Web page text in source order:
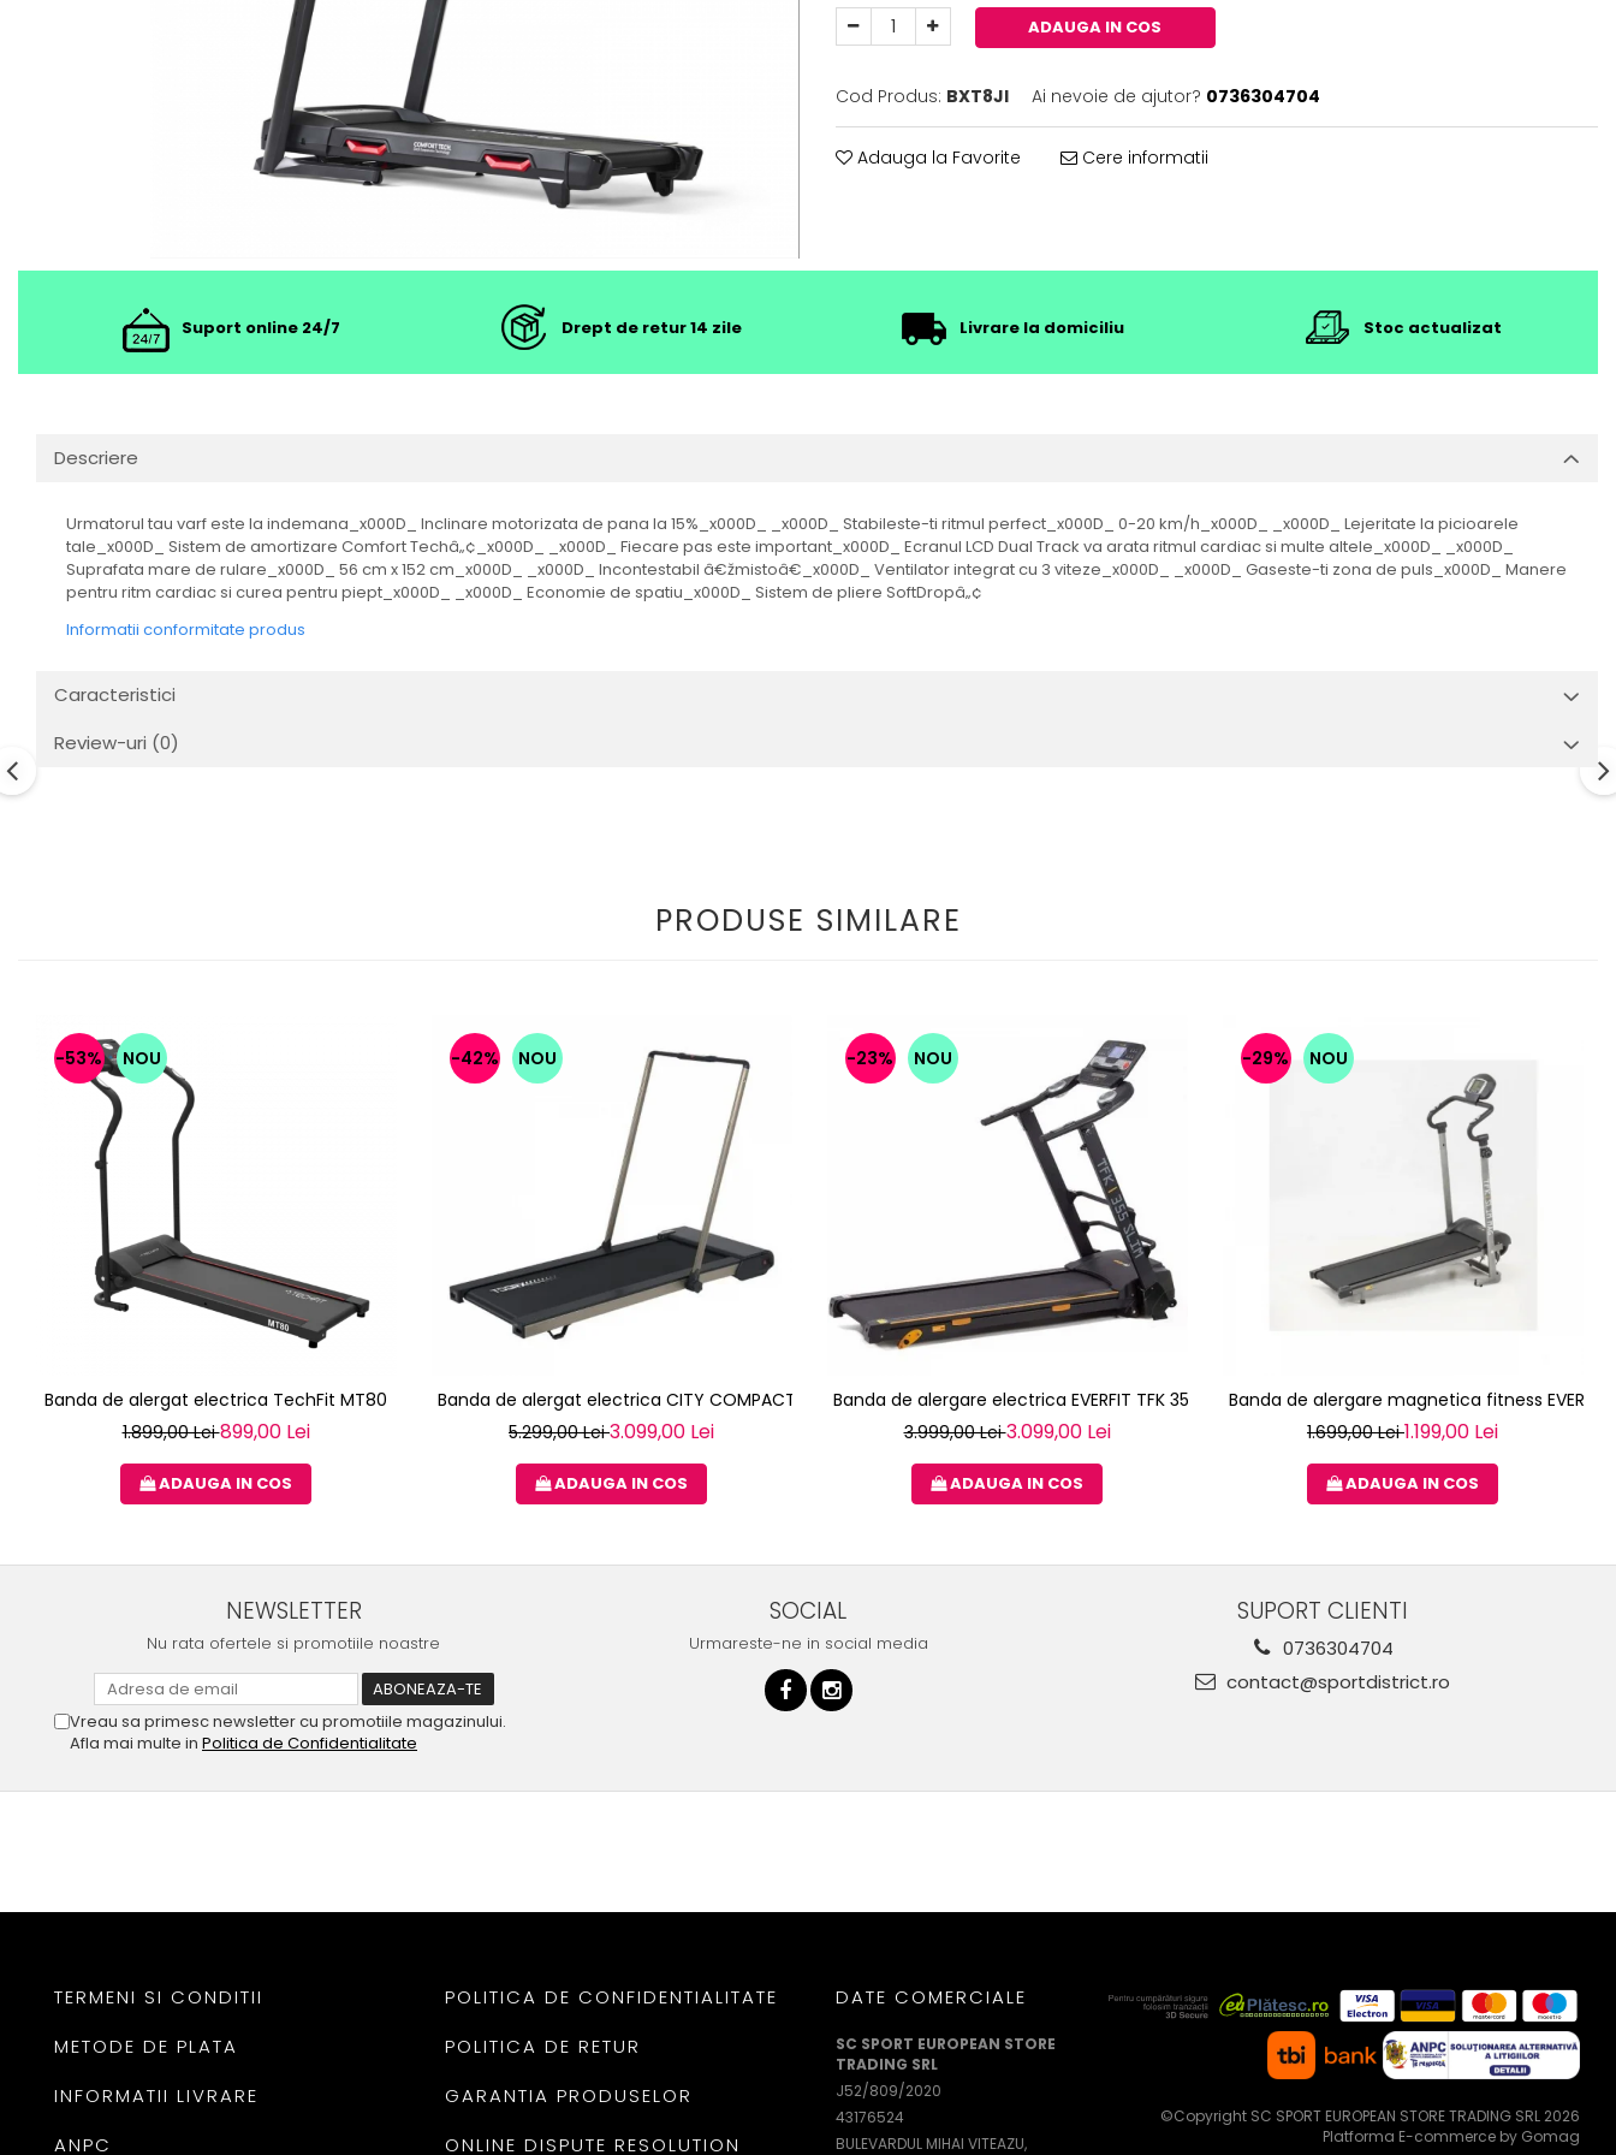
ADAUGA IN COS
Cod Produs: BXT8JI Ai nevoie de ajutor? 0736304704
Adauga la Favorite Cere informatii
Suport online 24/7 Drept de retur 14 zile Livrare la domiciliu Stoc actualizat
Descriere
Urmatorul tau varf este la indemana_x000D_ Inclinare motorizata de pana la 15%_x000D_ _x000D_ Stabileste-ti ritmul perfect_x000D_ 0-20 km/h_x000D_ _x000D_ Lejeritate la picioarele
tale_x000D_ Sistem de amortizare Comfort Techâ„¢_x000D_ _x000D_ Fiecare pas este important_x000D_ Ecranul LCD Dual Track va arata ritmul cardiac si multe altele_x000D_ _x000D_
Suprafata mare de rulare_x000D_ 56 cm x 152 cm_x000D_ _x000D_ Incontestabil â€žmistoâ€_x000D_ Ventilator integrat cu 3 viteze_x000D_ _x000D_ Gaseste-ti zona de puls_x000D_ Manere
pentru ritm cardiac si curea pentru piept_x000D_ _x000D_ Economie de spatiu_x000D_ Sistem de pliere SoftDropâ„¢
Informatii conformitate produs
Caracteristici
Review-uri (0)
PRODUSE SIMILARE
-53% NOU
Banda de alergat electrica TechFit MT80
1.899,00 Lei899,00 Lei
ADAUGA IN COS
-42% NOU
Banda de alergat electrica CITY COMPACT TOORX
5.299,00 Lei3.099,00 Lei
ADAUGA IN COS
-23% NOU
Banda de alergare electrica EVERFIT TFK 355 SLIM
3.999,00 Lei3.099,00 Lei
ADAUGA IN COS
-29% NOU
Banda de alergare magnetica fitness EVERFIT
1.699,00 Lei1.199,00 Lei
ADAUGA IN COS
NEWSLETTER
Nu rata ofertele si promotiile noastre
Vreau sa primesc newsletter cu promotiile magazinului.
Afla mai multe in Politica de Confidentialitate
SOCIAL
Urmareste-ne in social media
SUPORT CLIENTI
0736304704
contact@sportdistrict.ro
TERMENI SI CONDITII
METODE DE PLATA
INFORMATII LIVRARE
ANPC
POLITICA DE CONFIDENTIALITATE
POLITICA DE RETUR
GARANTIA PRODUSELOR
ONLINE DISPUTE RESOLUTION
DATE COMERCIALE
SC SPORT EUROPEAN STORE
TRADING SRL
J52/809/2020
43176524
BULEVARDUL MIHAI VITEAZU,
©Copyright SC SPORT EUROPEAN STORE TRADING SRL 2026
Platforma E-commerce by Gomag